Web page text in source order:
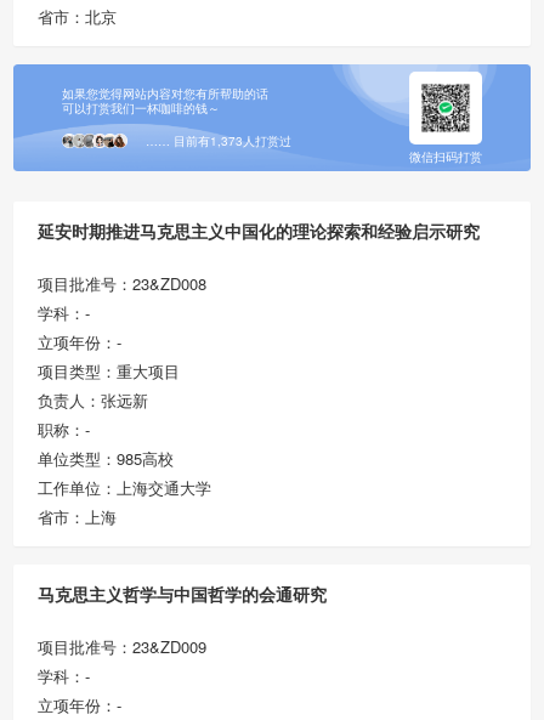
省市：北京
如果您觉得网站内容对您有所帮助的话
可以打赏我们一杯咖啡的钱～
…… 目前有1,373人打赏过
微信扫码打赏
延安时期推进马克思主义中国化的理论探索和经验启示研究
项目批准号：23&ZD008
学科：-
立项年份：-
项目类型：重大项目
负责人：张远新
职称：-
单位类型：985高校
工作单位：上海交通大学
省市：上海
马克思主义哲学与中国哲学的会通研究
项目批准号：23&ZD009
学科：-
立项年份：-